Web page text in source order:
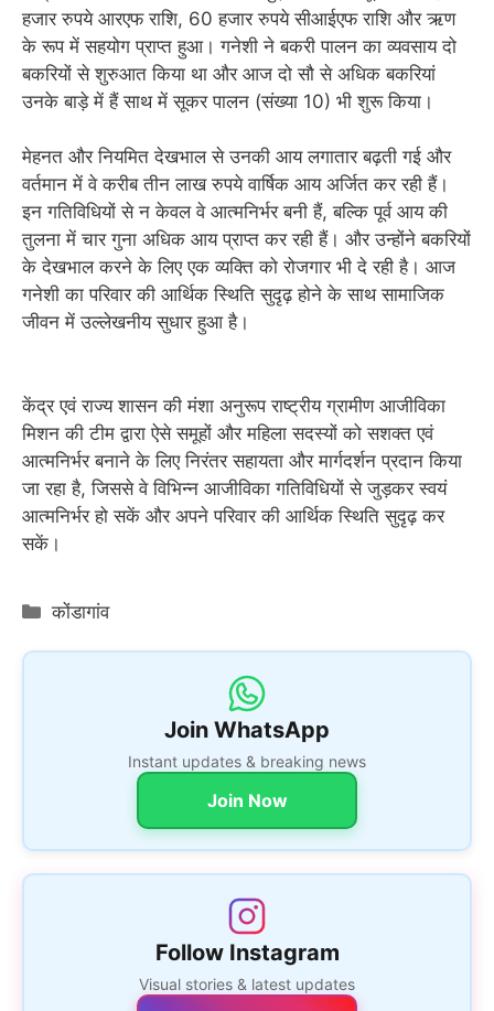
हजार रुपये आरएफ राशि, 60 हजार रुपये सीआईएफ राशि और ऋण
के रूप में सहयोग प्राप्त हुआ। गनेशी ने बकरी पालन का व्यवसाय दो
बकरियों से शुरुआत किया था और आज दो सौ से अधिक बकरियां
उनके बाड़े में हैं साथ में सूकर पालन (संख्या 10) भी शुरू किया।
मेहनत और नियमित देखभाल से उनकी आय लगातार बढ़ती गई और
वर्तमान में वे करीब तीन लाख रुपये वार्षिक आय अर्जित कर रही हैं।
इन गतिविधियों से न केवल वे आत्मनिर्भर बनी हैं, बल्कि पूर्व आय की
तुलना में चार गुना अधिक आय प्राप्त कर रही हैं। और उन्होंने बकरियों
के देखभाल करने के लिए एक व्यक्ति को रोजगार भी दे रही है। आज
गनेशी का परिवार की आर्थिक स्थिति सुदृढ़ होने के साथ सामाजिक
जीवन में उल्लेखनीय सुधार हुआ है।
केंद्र एवं राज्य शासन की मंशा अनुरूप राष्ट्रीय ग्रामीण आजीविका
मिशन की टीम द्वारा ऐसे समूहों और महिला सदस्यों को सशक्त एवं
आत्मनिर्भर बनाने के लिए निरंतर सहायता और मार्गदर्शन प्रदान किया
जा रहा है, जिससे वे विभिन्न आजीविका गतिविधियों से जुड़कर स्वयं
आत्मनिर्भर हो सकें और अपने परिवार की आर्थिक स्थिति सुदृढ़ कर
सकें।
Categories
कोंडागांव
Join WhatsApp
Instant updates & breaking news
Join Now
Follow Instagram
Visual stories & latest updates